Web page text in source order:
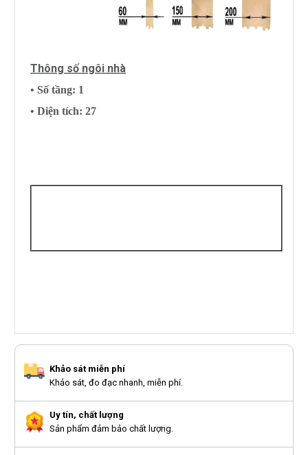
Thông số ngôi nhà
• Số tầng: 1
• Diện tích: 27
Khảo sát miễn phí
Khảo sát, đo đạc nhanh, miễn phí.
Uy tín, chất lượng
Sản phẩm đảm bảo chất lượng.